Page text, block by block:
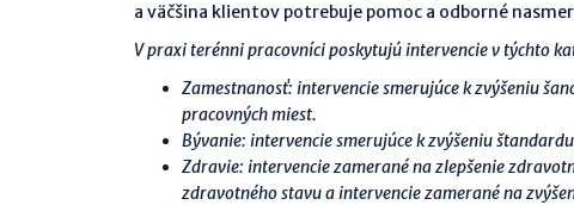
a väčšina klientov potrebuje pomoc a odborné
V praxi terénni pracovníci poskytujú intervencie v týchto
Zamestnanosť: intervencie smerujúce k zvýšeniu
pracovných miest.
Bývanie: intervencie smerujúce k zvýšeniu
Zdravie: intervencie zamerané na zlepšenie
zdravotného stavu a intervencie zamerané na